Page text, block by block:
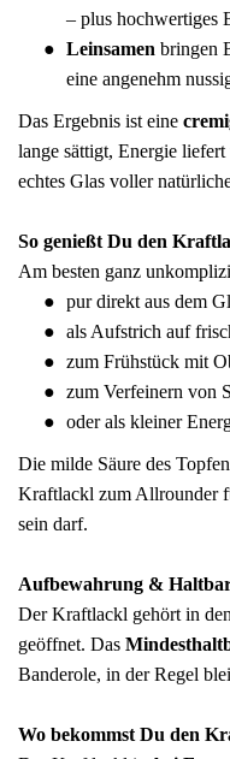
– plus hochwertiges
Leinsamen bringen
eine angenehm
Das Ergebnis ist eine
lange sättigt, Energie
echtes Glas voller
So genießt Du den
Am besten ganz
pur direkt aus dem
als Aufstrich auf
zum Frühstück mit
zum Verfeinern von
oder als kleiner
Die milde Säure des
Kraftlackl zum Allrounder
sein darf.
Aufbewahrung &
Der Kraftlackl gehört in den
geöffnet. Das
Banderole, in der Regel
Wo bekommst Du den